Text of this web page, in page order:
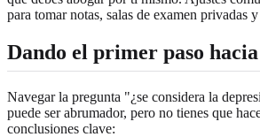
para tomar notas, salas de examen privadas
Dando el primer paso
Navegar la pregunta "¿se considera la
puede ser abrumador, pero no tienes que
conclusiones clave: